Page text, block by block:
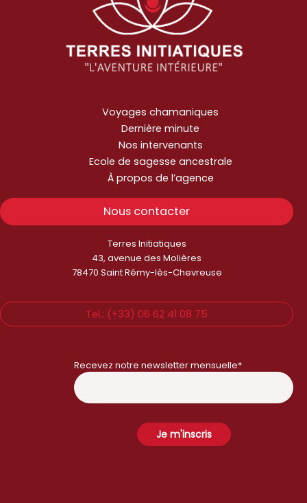
Voyages chamaniques
Dernière minute
Nos intervenants
Ecole de sagesse ancestrale
À propos de l’agence
Nous contacter
Terres Initiatiques
43, avenue des Molières
78470 Saint Rémy-lès-Chevreuse
Tel.: (+33) 06 62 41 08 75
Recevez notre newsletter mensuelle*